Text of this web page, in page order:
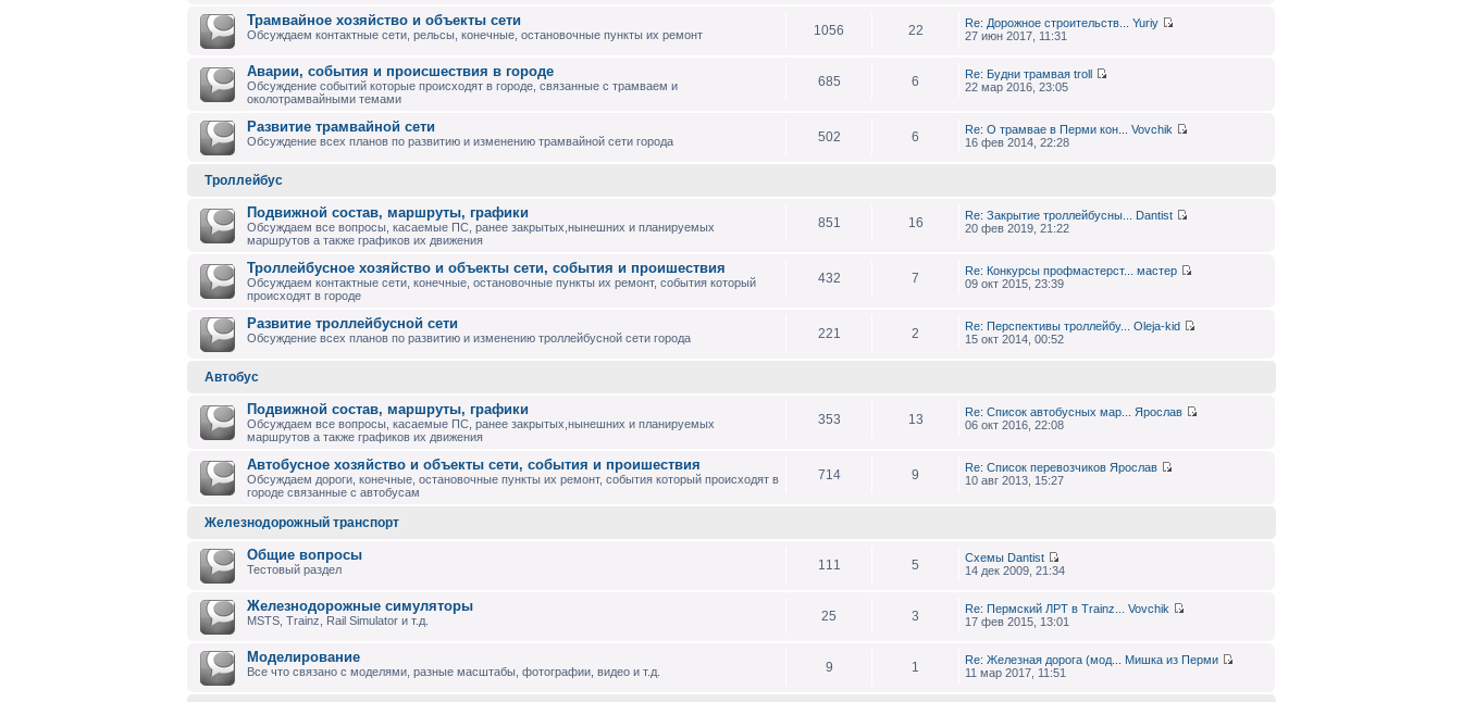
Трамвайное хозяйство и объекты сети
Обсуждаем контактные сети, рельсы, конечные, остановочные пункты их ремонт 1056 22 Re: Дорожное строительств...
Yuriy
27 июн 2017, 11:31
Аварии, события и происшествия в городе
Обсуждение событий которые происходят в городе, связанные с трамваем и
околотрамвайными темами
685 6 Re: Будни трамвая troll
22 мар 2016, 23:05
Развитие трамвайной сети
Обсуждение всех планов по развитию и изменению трамвайной сети города 502 6 Re: О трамвае в Перми кон...
Vovchik
16 фев 2014, 22:28
Троллейбус
Подвижной состав, маршруты, графики
Обсуждаем все вопросы, касаемые ПС, ранее закрытых,нынешних и планируемых
маршрутов а также графиков их движения
851 16 Re: Закрытие троллейбусны...
Dantist
20 фев 2019, 21:22
Троллейбусное хозяйство и объекты сети, события и проишествия
Обсуждаем контактные сети, конечные, остановочные пункты их ремонт, события который
происходят в городе
432 7 Re: Конкурсы профмастерст...
мастер
09 окт 2015, 23:39
Развитие троллейбусной сети
Обсуждение всех планов по развитию и изменению троллейбусной сети города 221 2 Re: Перспективы троллейбу...
Oleja-kid
15 окт 2014, 00:52
Автобус
Подвижной состав, маршруты, графики
Обсуждаем все вопросы, касаемые ПС, ранее закрытых,нынешних и планируемых
маршрутов а также графиков их движения
353 13 Re: Список автобусных мар...
Ярослав
06 окт 2016, 22:08
Автобусное хозяйство и объекты сети, события и проишествия
Обсуждаем дороги, конечные, остановочные пункты их ремонт, события который происходят в
городе связанные с автобусам
714 9 Re: Список перевозчиков Ярослав
10 авг 2013, 15:27
Железнодорожный транспорт
Общие вопросы
Тестовый раздел 111 5 Схемы Dantist
14 дек 2009, 21:34
Железнодорожные симуляторы
MSTS, Trainz, Rail Simulator и т.д. 25 3 Re: Пермский ЛРТ в Trainz...
Vovchik
17 фев 2015, 13:01
Моделирование
Все что связано с моделями, разные масштабы, фотографии, видео и т.д. 9 1 Re: Железная дорога (мод...
Мишка из Перми
11 мар 2017, 11:51